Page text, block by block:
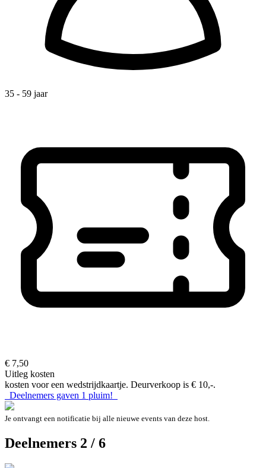
35 - 59 jaar
€ 7,50
Uitleg kosten
kosten voor een wedstrijdkaartje. Deurverkoop is € 10,-.
Deelnemers gaven 1 pluim!
Je ontvangt een notificatie bij alle nieuwe events van deze host.
Deelnemers 2 / 6